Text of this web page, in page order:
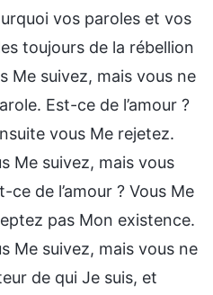
vos paroles et vos
toujours de la rébellion
Me suivez, mais vous ne
Est-ce de l’amour ?
vous Me rejetez.
Me suivez, mais vous
de l’amour ? Vous Me
pas Mon existence.
Me suivez, mais vous ne
de qui Je suis, et